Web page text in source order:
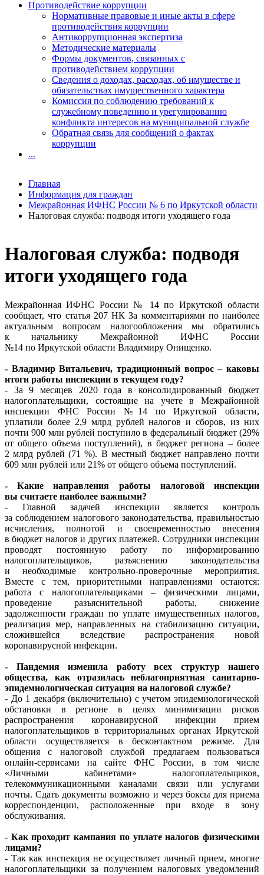
Налоговая служба: подводя
итоги уходящего года
Межрайонная ИФНС России № 14 по Иркутской области
сообщает, что статья 207 НК За комментариями по наиболее
актуальным вопросам налогообложения мы обратились
к начальнику Межрайонной ИФНС России
№14 по Иркутской области Владимиру Онищенко.
- Владимир Витальевич, традиционный вопрос – каковы
итоги работы инспекции в текущем году?
- За 9 месяцев 2020 года в консолидированный бюджет
налогоплательщики, состоящие на учете в Межрайонной
инспекции ФНС России №14 по Иркутской области,
уплатили более 2,9 млрд рублей налогов и сборов, из них
почти 900 млн рублей поступило в федеральный бюджет (29%
от общего объема поступлений), в бюджет региона – более
2 млрд рублей (71 %). В местный бюджет направлено почти
609 млн рублей или 21% от общего объема поступлений.
- Какие направления работы налоговой инспекции
вы считаете наиболее важными?
- Главной задачей инспекции является контроль
за соблюдением налогового законодательства, правильностью
исчисления, полнотой и своевременностью внесения
в бюджет налогов и других платежей. Сотрудники инспекции
проводят постоянную работу по информированию
налогоплательщиков, разъяснению законодательства
и необходимые контрольно-проверочные мероприятия.
Вместе с тем, приоритетными направлениями остаются:
работа с налогоплательщиками – физическими лицами,
проведение разъяснительной работы, снижение
задолженности граждан по уплате имущественных налогов,
реализация мер, направленных на стабилизацию ситуации,
сложившейся вследствие распространения новой
коронавирусной инфекции.
- Пандемия изменила работу всех структур нашего
общества, как отразилась неблагоприятная санитарно-
эпидемиологическая ситуация на налоговой службе?
- До 1 декабря (включительно) с учетом эпидемиологической
обстановки в регионе в целях минимизации рисков
распространения коронавирусной инфекции прием
налогоплательщиков в территориальных органах Иркутской
области осуществляется в бесконтактном режиме. Для
общения с налоговой службой предлагаем пользоваться
онлайн-сервисами на сайте ФНС России, в том числе
«Личными кабинетами» налогоплательщиков,
телекоммуникационными каналами связи или услугами
почты. Сдать документы возможно и через боксы для приема
корреспонденции, расположенные при входе в зону
обслуживания.
- Как проходит кампания по уплате налогов физическими
лицами?
- Так как инспекция не осуществляет личный прием, многие
налогоплательщики за получением налоговых уведомлений
Противодействие коррупции
Нормативные правовые и иные акты в сфере
противодействия коррупции
Антикоррупционная экспертиза
Методические материалы
Формы документов, связанных с
противодействием коррупции
Сведения о доходах, расходах, об имуществе и
обязательствах имущественного характера
Комиссия по соблюдению требований к
служебному поведению и урегулированию
конфликта интересов на муниципальной службе
Обратная связь для сообщений о фактах
коррупции
...
Главная
Информация для граждан
Межрайонная ИФНС России № 6 по Иркутской области
Налоговая служба: подводя итоги уходящего года